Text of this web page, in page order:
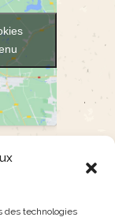
des technologies